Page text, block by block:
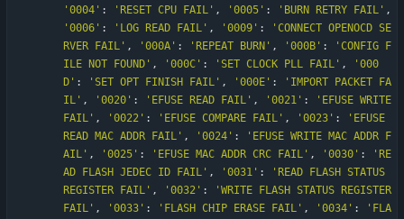
' 0004 ' : ' RESET CPU FAIL ' , ' 0005 ' : ' BURN RETRY FAIL ' ,
' 0006 ' : ' LOG READ FAIL ' , ' 0009 ' : ' CONNECT OPENOCD SE
RVER FAIL ' , ' 000A ' : ' REPEAT BURN ' , ' 000B ' : ' CONFIG F
ILE NOT FOUND ' , ' 000C ' : ' SET CLOCK PLL FAIL ' , ' 000
D ' : ' SET OPT FINISH FAIL ' , ' 000E ' : ' IMPORT PACKET FA
IL ' , ' 0020 ' : ' EFUSE READ FAIL ' , ' 0021 ' : ' EFUSE WRITE
FAIL ' , ' 0022 ' : ' EFUSE COMPARE FAIL ' , ' 0023 ' : ' EFUSE
READ MAC ADDR FAIL ' , ' 0024 ' : ' EFUSE WRITE MAC ADDR F
AIL ' , ' 0025 ' : ' EFUSE MAC ADDR CRC FAIL ' , ' 0030 ' : ' RE
AD FLASH JEDEC ID FAIL ' , ' 0031 ' : ' READ FLASH STATUS
REGISTER FAIL ' , ' 0032 ' : ' WRITE FLASH STATUS REGISTER
FAIL ' , ' 0033 ' : ' FLASH CHIP ERASE FAIL ' , ' 0034 ' : ' FLA